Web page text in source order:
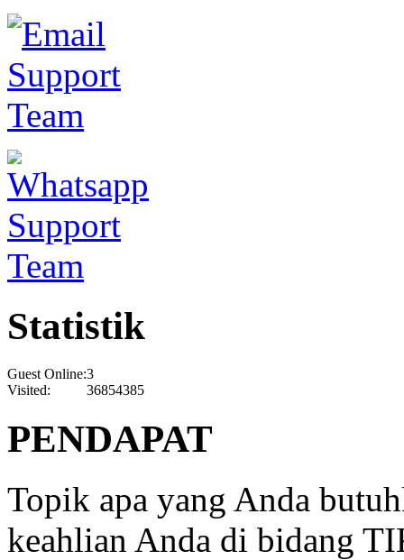
Statistik
Guest Online:3
Visited:
36854385
PENDAPAT
Topik apa yang Anda
keahlian Anda di bidang